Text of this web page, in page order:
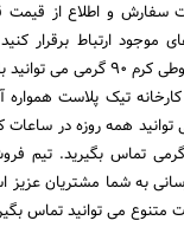
موجود ارتباط برقرار
نمایید. برای خرید انواع قوطی
تیک پلاست
همه روزه در ساعات
قوطی کرم 90 گرمی تماس
به شما مشتریان
متنوع می توانید تماس